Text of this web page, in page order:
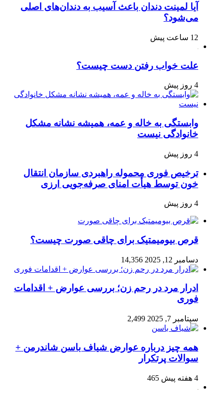
آیا لمینت دندان باعث آسیب به دندان‌های اصلی
می‌شود؟
12 ساعت پیش
علت خواب رفتن دست چیست؟
4 روز پیش
وابستگی به خاله و عمه، همیشه نشانه مشکل
خانوادگی نیست
4 روز پیش
ترخیص فوری محموله راهبردی سازمان انتقال
خون توسط هیأت امنای صرفه‌جویی ارزی
4 روز پیش
قرص بیومیمتیک برای چاقی صورت چیست؟
دسامبر 12, 2025 14,356
ادرار مرد در رحم زن؛ بررسی عوارض + اقدامات
فوری
سپتامبر 7, 2025 2,499
همه چیز درباره عوارض شیاف باسن شاندرمن +
سوالات پرتکرار
4 هفته پیش 465